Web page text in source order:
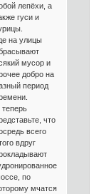
лепёхи, а
гуси и
на улицы
мусор и
добро на
период
теперь
что
всего
вдруг
по
мчатся